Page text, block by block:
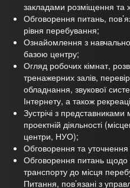
закладами розміщення та
Обговорення питань,
рівня перебування;
Ознайомлення з
базою центру;
Огляд робочих кімнат,
тренажерних залів,
обладнання, звукової
Інтернету, а також
Зустрічі з
проектній діяльності
центри, НУО);
Обговорення та
Обговорення питань щодо
транспорту до місця
Питання, пов’язані з